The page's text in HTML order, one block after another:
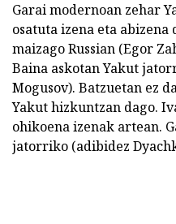
Garai modernoan zehar
osatuta izena eta
maizago Russian (Egor
Baina askotan Yakut
Mogusov). Batzuetan ez
Yakut hizkuntzan dago.
ohikoena izenak artean.
jatorriko (adibidez